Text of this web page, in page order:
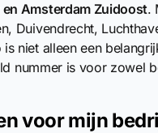
Amsterdam Zuidoost.
Duivendrecht,
niet alleen een
nummer is voor zowel
voor mijn